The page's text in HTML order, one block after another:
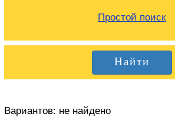
Простой поиск
Вариантов: не найдено